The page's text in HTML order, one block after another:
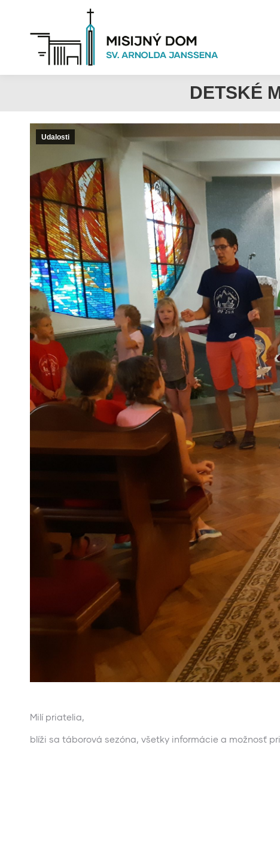
DETSKÉ
Udalosti
Milí priatelia,
blíži sa táborová sezóna, všetky informácie a možnosť